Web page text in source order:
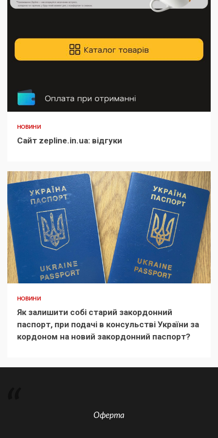
НОВИНИ
Сайт zepline.in.ua: відгуки
НОВИНИ
Як залишити собі старий закордонний
паспорт, при подачі в консульстві України за
кордоном на новий закордонний паспорт?
Оферта